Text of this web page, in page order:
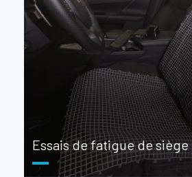
Essais de fatigue de siège